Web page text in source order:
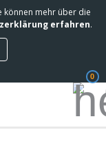
können mehr über die
erfahren.
0